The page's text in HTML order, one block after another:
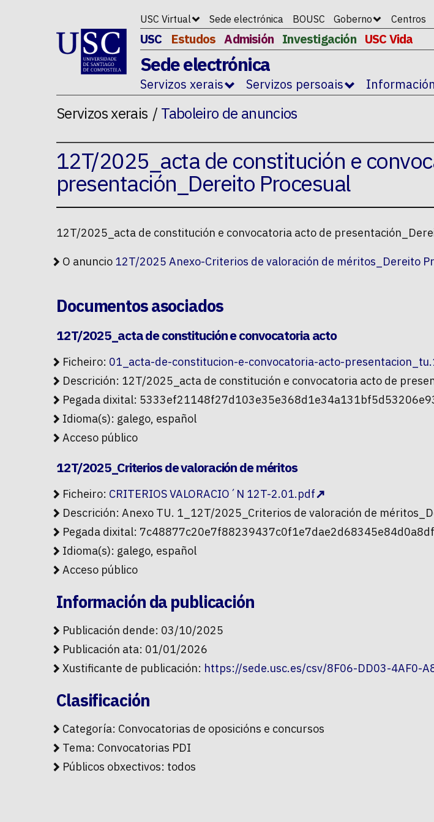
USC Virtual Sede electrónica BOUSC Goberno Centros
USC Estudos Admisión Investigación USC Vida
Sede electrónica
Servizos xerais Servizos persoais
Servizos xerais Taboleiro de anuncios
12T/2025_acta de constitución e
presentación_Dereito Procesual
12T/2025_acta de constitución e convocatoria acto de
O anuncio 12T/2025 Anexo-Criterios de valoración de méritos_Dereito
Documentos asociados
12T/2025_acta de constitución e convocatoria acto
Ficheiro: 01_acta-de-constitucion-e-convocatoria-acto-
Descrición: 12T/2025_acta de constitución e convocatoria acto de
Pegada dixital:
Idioma(s): galego, español
Acceso público
12T/2025_Criterios de valoración de méritos
Ficheiro: CRITERIOS VALORACIO´N 12T-2.01.pdf
Descrición: Anexo TU. 1_12T/2025_Criterios de valoración de
Pegada dixital:
Idioma(s): galego, español
Acceso público
Información da publicación
Publicación dende: 03/10/2025
Publicación ata: 01/01/2026
Xustificante de publicación: https://sede.usc.es/csv/8F06-DD03-4AF0-
Clasificación
Categoría: Convocatorias de oposicións e concursos
Tema: Convocatorias PDI
Públicos obxectivos: todos